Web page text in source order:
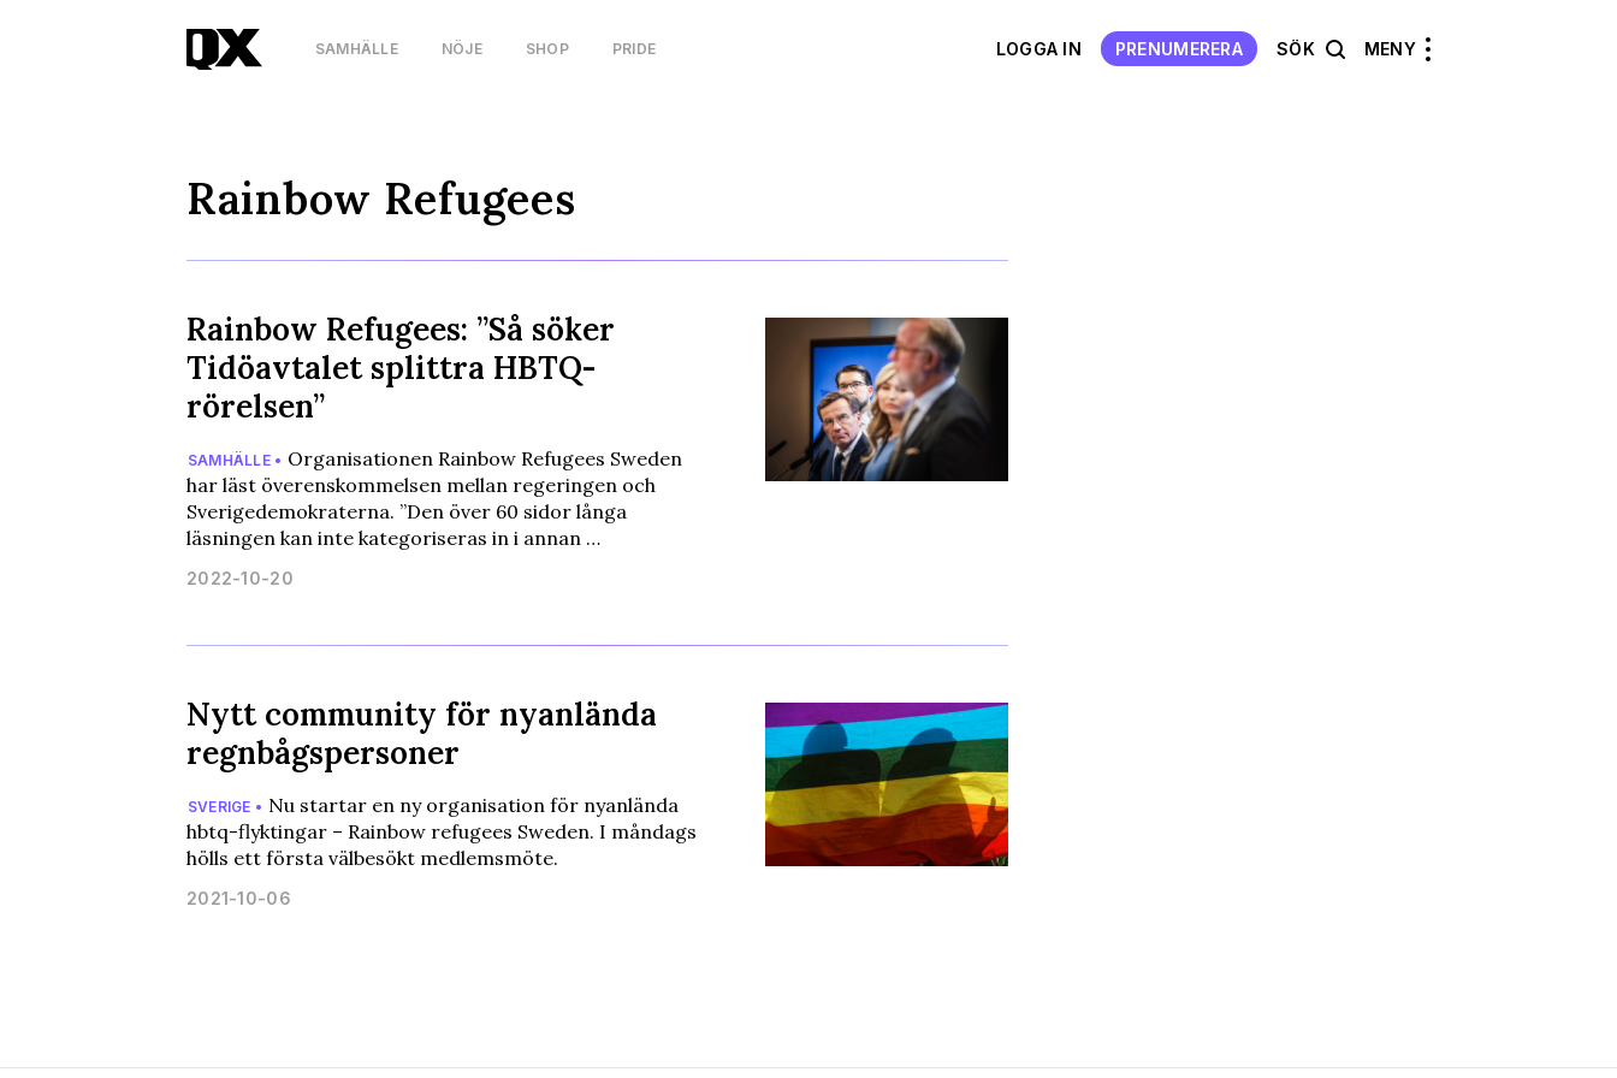
SAMHÄLLE NÖJE SHOP PRIDE LOGGA IN PRENUMERERA SÖK MENY
Rainbow Refugees
Rainbow Refugees: ”Så söker
Tidöavtalet splittra HBTQ-
rörelsen”
SAMHÄLLE • Organisationen Rainbow Refugees Sweden
har läst överenskommelsen mellan regeringen och
Sverigedemokraterna. ”Den över 60 sidor långa
läsningen kan inte kategoriseras in i annan …
2022-10-20
Nytt community för nyanlända
regnbågspersoner
SVERIGE • Nu startar en ny organisation för nyanlända
hbtq-flyktingar – Rainbow refugees Sweden. I måndags
hölls ett första välbesökt medlemsmöte.
2021-10-06